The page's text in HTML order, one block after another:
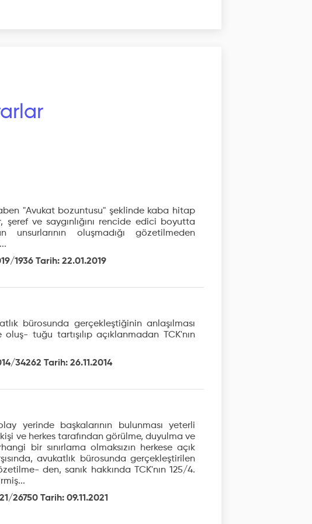
"Avukat bozuntusu" şeklinde kaba hitap
şeref ve saygınlığını rencide edici boyutta
oluşmadığı gözetilmeden
1936 Tarih: 22.01.2019
bürosunda gerçekleştiğinin anlaşılması
tuğu tartışılıp açıklanmadan TCK'nın
34262 Tarih: 26.11.2014
yerinde başkalarının bulunması yeterli
ve herkes tarafından görülme, duyulma ve
bir sınırlama olmaksızın herkese açık
avukatlık bürosunda gerçekleştirilen
den, sanık hakkında TCK'nın 125/4.
26750 Tarih: 09.11.2021